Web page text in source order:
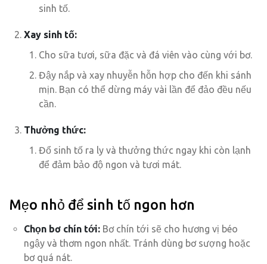
sinh tố.
Xay sinh tố:
Cho sữa tươi, sữa đặc và đá viên vào cùng với bơ.
Đậy nắp và xay nhuyễn hỗn hợp cho đến khi sánh
mịn. Bạn có thể dừng máy vài lần để đảo đều nếu
cần.
Thưởng thức:
Đổ sinh tố ra ly và thưởng thức ngay khi còn lạnh
để đảm bảo độ ngon và tươi mát.
Mẹo nhỏ để sinh tố ngon hơn
Chọn bơ chín tới: Bơ chín tới sẽ cho hương vị béo
ngậy và thơm ngon nhất. Tránh dùng bơ sượng hoặc
bơ quá nát.